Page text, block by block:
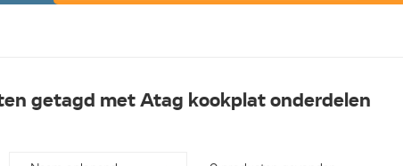
getagd met Atag kookplat onderdelen